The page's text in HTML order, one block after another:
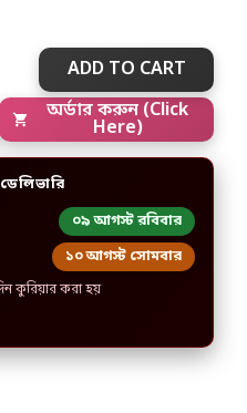
ADD TO CART
অর্ডার করুন (Click
Here)
০৯ আগস্ট রবিবার
১০ আগস্ট সোমবার
কুরিয়ার করা হয়